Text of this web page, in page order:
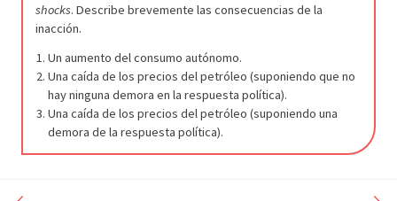
shocks. Describe brevemente las consecuencias de la
inacción.
Un aumento del consumo autónomo.
Una caída de los precios del petróleo (suponiendo que no
hay ninguna demora en la respuesta política).
Una caída de los precios del petróleo (suponiendo una
demora de la respuesta política).